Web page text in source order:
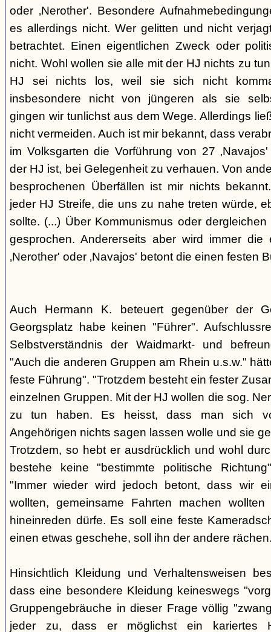
oder ‚Nerother'. Besondere
es allerdings nicht. Wer gelitten und nicht
betrachtet. Einen eigentlichen Zweck oder
nicht. Wohl wollen sie alle mit der HJ nichts zu
HJ sei nichts los, weil sie sich nicht
insbesondere nicht von jüngeren als sie
gingen wir tunlichst aus dem Wege. Allerdings
nicht vermeiden. Auch ist mir bekannt, dass
im Volksgarten die Vorführung von 27
der HJ ist, bei Gelegenheit zu verhauen. Von
besprochenen Überfällen ist mir nichts
jeder HJ Streife, die uns zu nahe treten würde,
sollte. (...) Über Kommunismus oder
gesprochen. Andererseits aber wird immer die
‚Nerother' oder ‚Navajos' betont die einen festen
Auch Hermann K. beteuert gegenüber der
Georgsplatz habe keinen "Führer".
Selbstverständnis der Waidmarkt- und
"Auch die anderen Gruppen am Rhein u.s.w."
feste Führung". "Trotzdem besteht ein fester
einzelnen Gruppen. Mit der HJ wollen die sog.
zu tun haben. Es heisst, dass man sich
Angehörigen nichts sagen lassen wolle und sie
Trotzdem, so hebt er ausdrücklich und wohl
bestehe keine "bestimmte politische
"Immer wieder wird jedoch betont, dass wir
wollten, gemeinsame Fahrten machen
hineinreden dürfe. Es soll eine feste
einen etwas geschehe, soll ihn der andere
Hinsichtlich Kleidung und Verhaltensweisen
dass eine besondere Kleidung keineswegs
Gruppengebräuche in dieser Frage völlig
jeder zu, dass er möglichst ein kariertes